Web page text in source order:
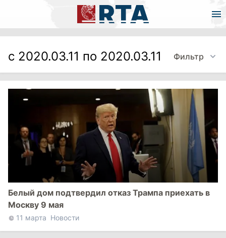
с 2020.03.11 по 2020.03.11 Фильтр
Белый дом подтвердил отказ Трампа приехать в
Москву 9 мая
11 марта Новости